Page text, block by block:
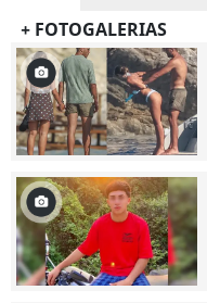
+ FOTOGALERIAS